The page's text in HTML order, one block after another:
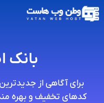
بانک
برای آگاهی از
کدهای تخفیف و بهره